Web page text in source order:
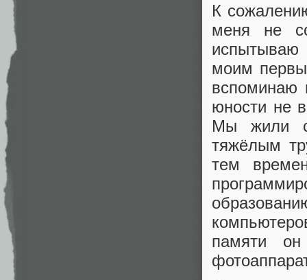
К
меня не
испытываю
моим
вспоминаю
юности не
Мы жили
тяжёлым
тем
памяти